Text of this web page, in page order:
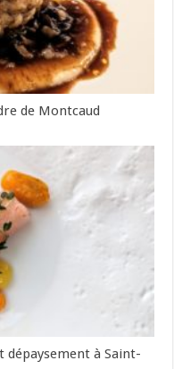
de Montcaud
dépaysement à Saint-